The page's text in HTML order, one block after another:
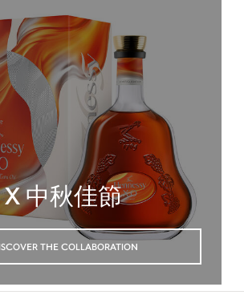
中秋佳節
THE COLLABORATION